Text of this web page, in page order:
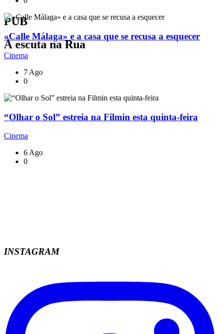
«Calle Málaga» e a casa que se recusa a esquecer
Cinema
7 Ago
0
“Olhar o Sol” estreia na Filmin esta quinta-feira
Cinema
6 Ago
0
PUB
À escuta na Rua
INSTAGRAM